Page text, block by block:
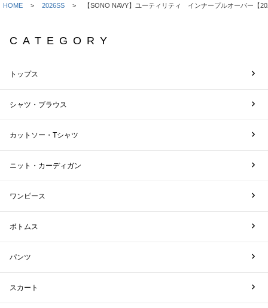
HOME 2026SS 【SONO NAVY】ユーティリティ インナープルオーバー【
CATEGORY
トップス
シャツ・ブラウス
カットソー・Tシャツ
ニット・カーディガン
ワンピース
ボトムス
パンツ
スカート